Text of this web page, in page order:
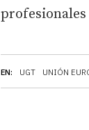
EN: UGT UNIÓN